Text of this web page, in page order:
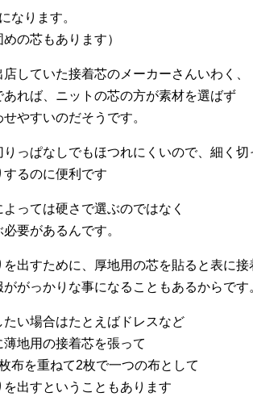
なります。
めの芯もあります）
していた接着芯のメーカーさんいわく、
あれば、ニットの芯の方が素材を選ばず
やすいのだそうです。
っぱなしでもほつれにくいので、細く切
るのに便利です
っては硬さで選ぶのではなく
要があるんです。
出すために、厚地用の芯を貼ると表に
がっかりな事になることもあるからです
い場合はたとえばドレスなど
地用の接着芯を張って
布を重ねて2枚で一つの布として
を出すということもあります